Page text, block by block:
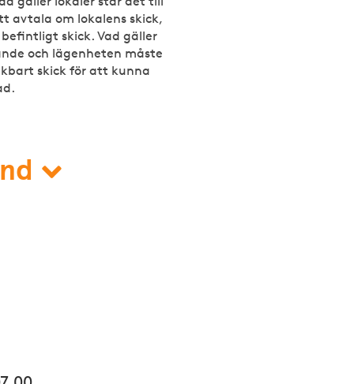
avtala om lokalens skick,
skick. Vad gäller
och lägenheten måste
skick för att kunna